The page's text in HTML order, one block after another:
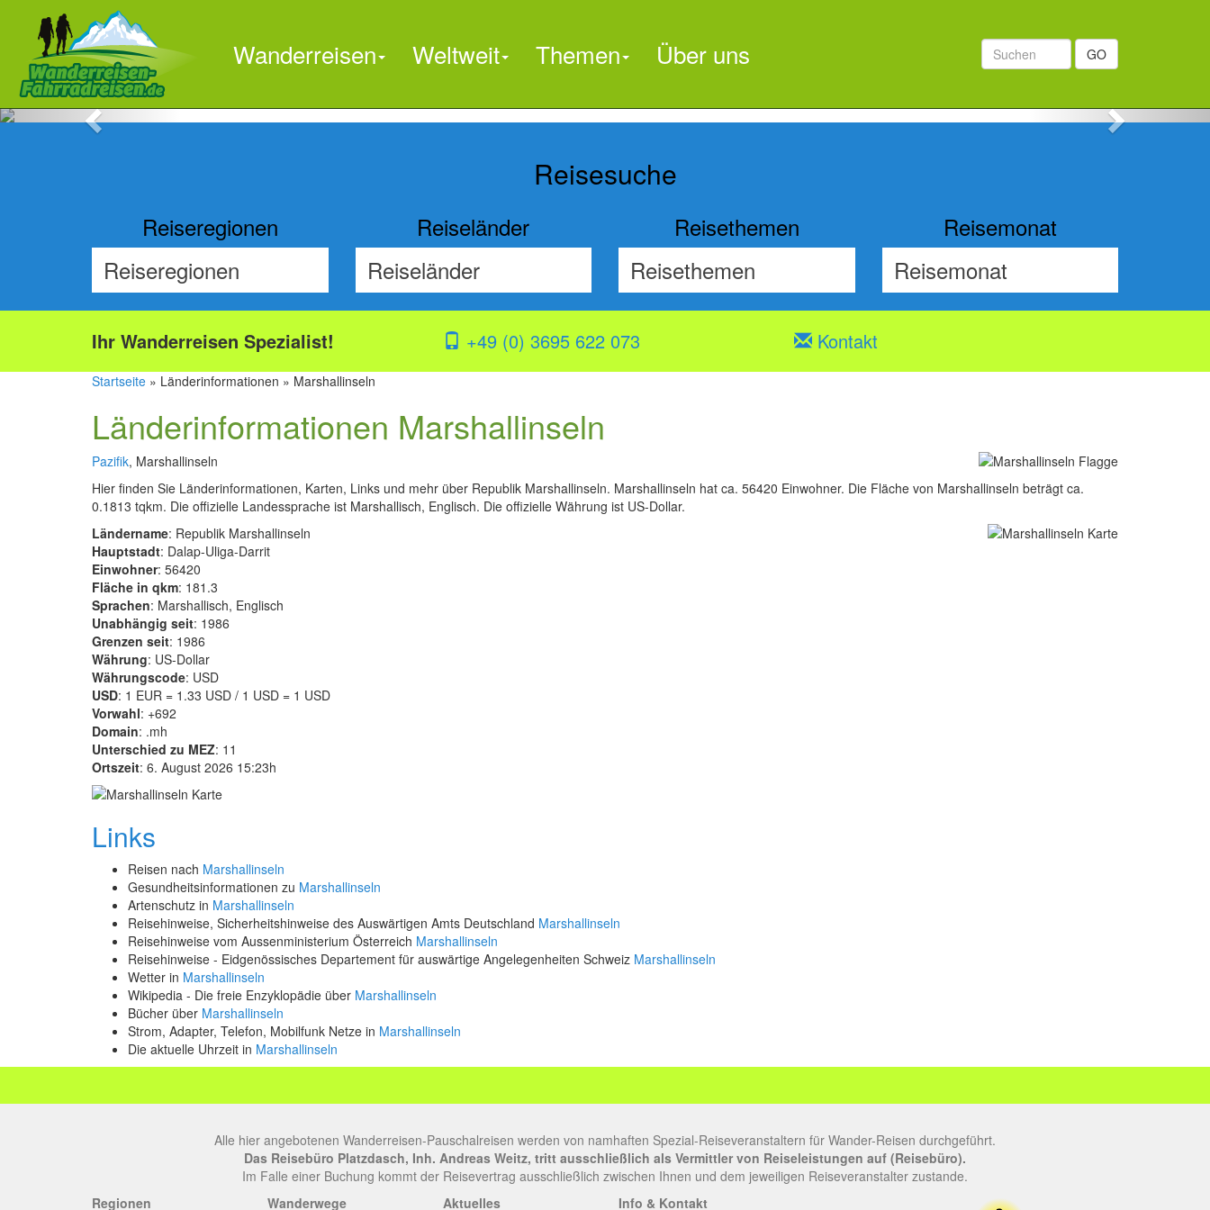

Previous Next
GO
Wanderreisen Weltweit Themen Über uns
Reisesuche
Reiseregionen Reiseländer Reisethemen Reisemonat
Ihr Wanderreisen Spezialist! +49 (0) 3695 622 073 Kontakt
Startseite » Länderinformationen » Marshallinseln
Länderinformationen Marshallinseln
Pazifik, Marshallinseln
Hier finden Sie Länderinformationen, Karten, Links und mehr über Republik Marshallinseln. Marshallinseln hat ca. 56420 Einwohner. Die Fläche von Marshallinseln beträgt ca.
0.1813 tqkm. Die offizielle Landessprache ist Marshallisch, Englisch. Die offizielle Währung ist US-Dollar.
Ländername: Republik Marshallinseln
Hauptstadt: Dalap-Uliga-Darrit
Einwohner: 56420
Fläche in qkm: 181.3
Sprachen: Marshallisch, Englisch
Unabhängig seit: 1986
Grenzen seit: 1986
Währung: US-Dollar
Währungscode: USD
USD: 1 EUR = 1.33 USD / 1 USD = 1 USD
Vorwahl: +692
Domain: .mh
Unterschied zu MEZ: 11
Ortszeit: 6. August 2026 15:23h
Links
Reisen nach Marshallinseln
Gesundheitsinformationen zu Marshallinseln
Artenschutz in Marshallinseln
Reisehinweise, Sicherheitshinweise des Auswärtigen Amts Deutschland Marshallinseln
Reisehinweise vom Aussenministerium Österreich Marshallinseln
Reisehinweise - Eidgenössisches Departement für auswärtige Angelegenheiten Schweiz Marshallinseln
Wetter in Marshallinseln
Wikipedia - Die freie Enzyklopädie über Marshallinseln
Bücher über Marshallinseln
Strom, Adapter, Telefon, Mobilfunk Netze in Marshallinseln
Die aktuelle Uhrzeit in Marshallinseln
Alle hier angebotenen Wanderreisen-Pauschalreisen werden von namhaften Spezial-Reiseveranstaltern für Wander-Reisen durchgeführt.
Das Reisebüro Platzdasch, Inh. Andreas Weitz, tritt ausschließlich als Vermittler von Reiseleistungen auf (Reisebüro).
Im Falle einer Buchung kommt der Reisevertrag ausschließlich zwischen Ihnen und dem jeweiligen Reiseveranstalter zustande.
Regionen
Wanderwege Aktuelles Info & Kontakt